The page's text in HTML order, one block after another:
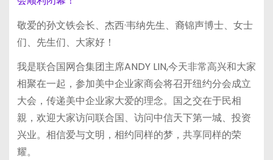
敬爱的孙文铁会长、杰西·韦纳先生、裔锦声博士、女士
们、先生们、大家好！
我是联合国网合集团主席ANDY LIN,今天非常高兴和大家
相聚在一起，参加美中企业家商会将召开纽约分会成立
大会，传递美中企业家大爱的理念。国之交在于民相
親，欢迎大家访问联合国、访问中信天下第一城、投资
兴业。相信爱与文明，相约同样的梦，共享同样的荣
耀。